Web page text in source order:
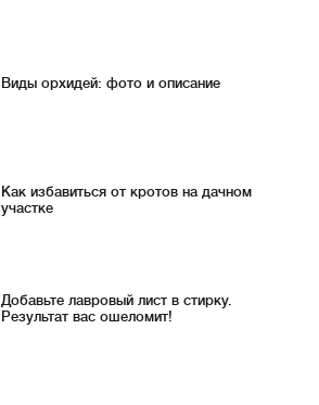
Виды орхидей: фото и описание
Как избавиться от кротов на дачном
участке
Добавьте лавровый лист в стирку.
Результат вас ошеломит!